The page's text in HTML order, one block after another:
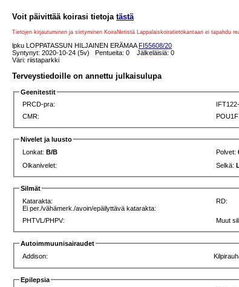
Voit päivittää koirasi tietoja tästä
Tietojen kirjautuminen ja siirtyminen KoiraNetistä Lappalaiskoiratietokantaan ei tapahdu
lpku LOPPATASSUN HILJAINEN ERÄMAAFI55608/20
Syntynyt: 2020-10-24 (5v) Pentueita: 0 Jälkeläisiä: 0
Väri: riistaparkki
Terveystiedoille on annettu julkaisulupa
Geenitestit
PRCD-pra:
CMR:
Nivelet ja luusto
Lonkat:B/B Polvet:
Olkanivelet:
Selkä:
Silmät
Katarakta:
Ei per./vähämerk./avoin/epäilyttävä katarakta:
RD:
PHTVL/PHPV: Muut
Autoimmuunisairaudet
Addison:
Epilepsia